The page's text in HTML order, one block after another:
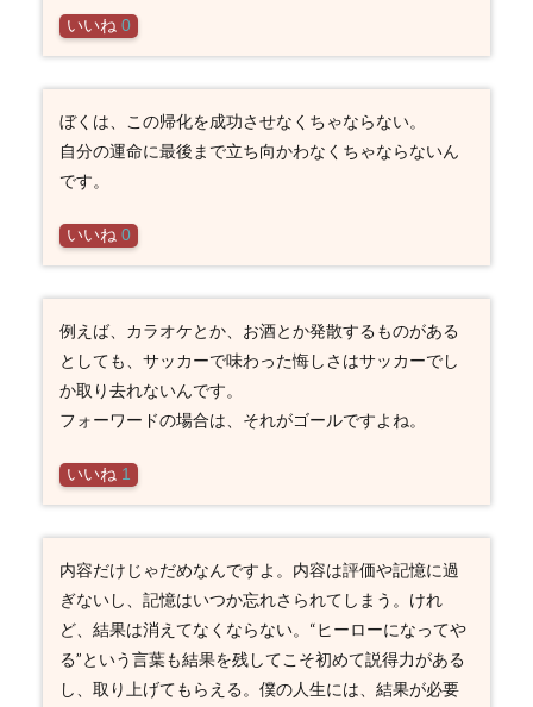
いいね 0
ぼくは、この帰化を成功させなくちゃならない。
自分の運命に最後まで立ち向かわなくちゃならないん
です。
いいね 0
例えば、カラオケとか、お酒とか発散するものがある
としても、サッカーで味わった悔しさはサッカーでし
か取り去れないんです。
フォーワードの場合は、それがゴールですよね。
いいね 1
内容だけじゃだめなんですよ。内容は評価や記憶に過
ぎないし、記憶はいつか忘れさられてしまう。けれ
ど、結果は消えてなくならない。“ヒーローになってや
る”という言葉も結果を残してこそ初めて説得力がある
し、取り上げてもらえる。僕の人生には、結果が必要